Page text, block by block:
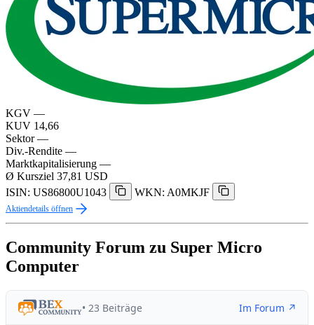
KGV —
KUV 14,66
Sektor —
Div.-Rendite —
Marktkapitalisierung —
Ø Kursziel 37,81 USD
ISIN: US86800U1043
WKN: A0MKJF
Aktiendetails öffnen
Community Forum zu Super Micro
Computer